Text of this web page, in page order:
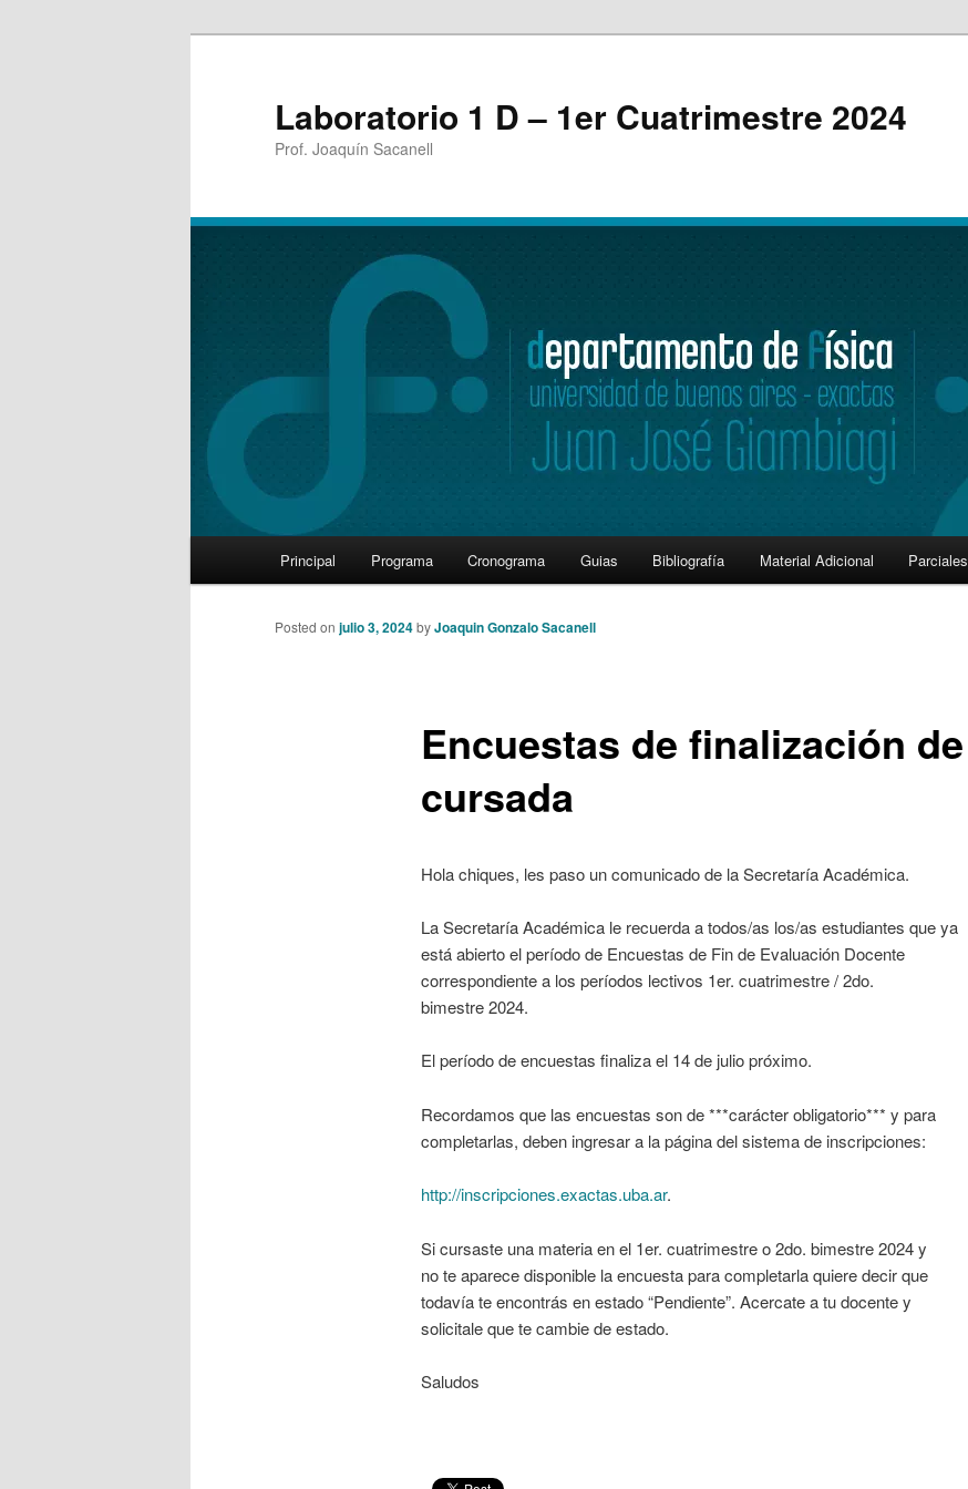
Laboratorio 1 D – 1er Cuatrimestre 2024
Prof. Joaquín Sacanell
Skip
to
Principal Programa Cronograma Guias Bibliografía Material Adicional Parciales
Encuestas de finalización de
cursada
Posted on julio 3, 2024byJoaquin Gonzalo Sacanell
Hola chiques, les paso un comunicado de la Secretaría Académica.
La Secretaría Académica le recuerda a todos/as los/as estudiantes que ya
está abierto el período de Encuestas de Fin de Evaluación Docente
correspondiente a los períodos lectivos 1er. cuatrimestre / 2do.
bimestre 2024.
El período de encuestas finaliza el 14 de julio próximo.
Recordamos que las encuestas son de ***carácter obligatorio*** y para
completarlas, deben ingresar a la página del sistema de inscripciones:
http://inscripciones.exactas.uba.ar.
Si cursaste una materia en el 1er. cuatrimestre o 2do. bimestre 2024 y
no te aparece disponible la encuesta para completarla quiere decir que
todavía te encontrás en estado “Pendiente”. Acercate a tu docente y
solicitale que te cambie de estado.
Saludos